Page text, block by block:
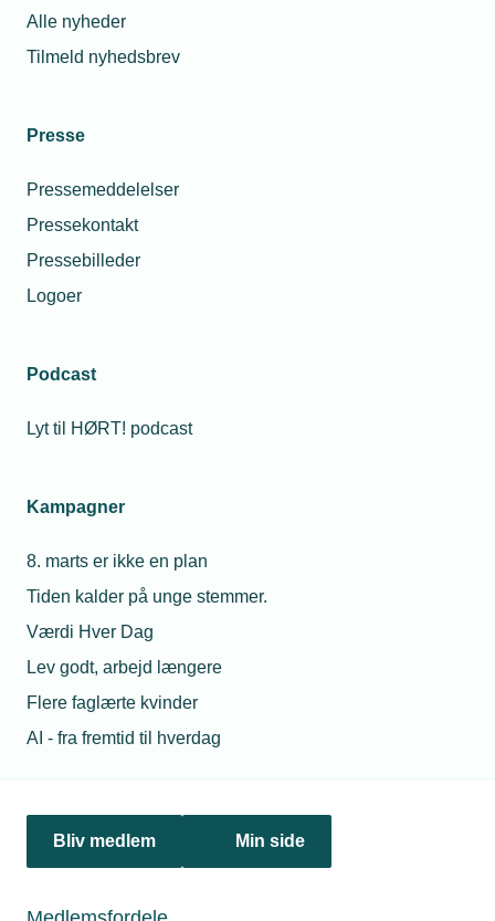
Alle nyheder
Tilmeld nyhedsbrev
Presse
Pressemeddelelser
Pressekontakt
Pressebilleder
Logoer
Podcast
Lyt til HØRT! podcast
Kampagner
8. marts er ikke en plan
Tiden kalder på unge stemmer.
Værdi Hver Dag
Lev godt, arbejd længere
Flere faglærte kvinder
AI - fra fremtid til hverdag
Bliv medlem Min side
Politik & analyse
jura@tekniq.dk
tekniq@tekniq.dk